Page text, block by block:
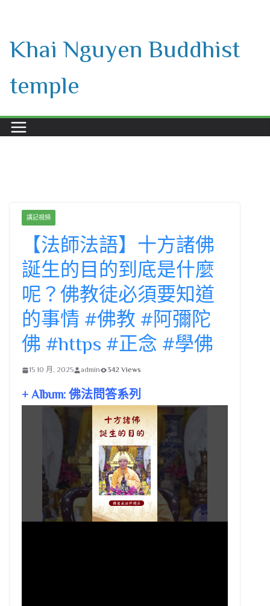
content
Khai Nguyen Buddhist
temple
講記視頻
【法師法語】十方諸佛
誕生的目的到底是什麼
呢？佛教徒必須要知道
的事情 #佛教 #阿彌陀
佛 #https #正念 #學佛
15 10 月, 2025 admin 342 Views
+ Album: 佛法問答系列